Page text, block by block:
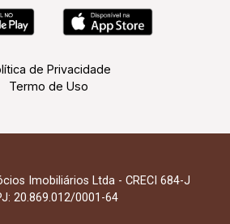
de Privacidade
Termo de Uso
Imobiliários Ltda - CRECI 684-J
20.869.012/0001-64